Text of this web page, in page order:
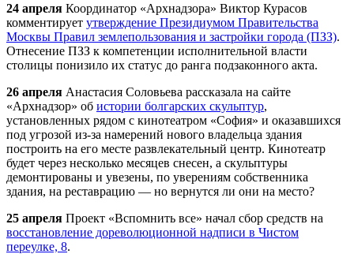
24 апреля Координатор «Архнадзора» Виктор Курасов
комментирует утверждение Президиумом Правительства
Москвы Правил землепользования и застройки города (ПЗЗ).
Отнесение ПЗЗ к компетенции исполнительной власти
столицы понизило их статус до ранга подзаконного акта.
26 апреля Анастасия Соловьева рассказала на сайте
«Архнадзор» об истории болгарских скульптур,
установленных рядом с кинотеатром «София» и оказавшихся
под угрозой из-за намерений нового владельца здания
построить на его месте развлекательный центр. Кинотеатр
будет через несколько месяцев снесен, а скульптуры
демонтированы и увезены, по уверениям собственника
здания, на реставрацию — но вернутся ли они на место?
25 апреля Проект «Вспомнить все» начал сбор средств на
восстановление дореволюционной надписи в Чистом
переулке, 8.